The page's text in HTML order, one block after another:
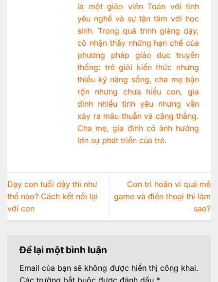
là một giáo viên Toán với tình
yêu nghề và sự tận tâm với học
sinh. Trong quá trình giảng dạy,
cô nhận thấy những hạn chế của
phương pháp giáo dục truyền
thống: trẻ giỏi kiến thức nhưng
thiếu kỹ năng sống, cha mẹ bận
rộn nhưng chưa hiểu con, gia
đình nhiều tình yêu nhưng vẫn
xảy ra mâu thuẫn và căng thẳng.
Cha mẹ, gia đình có ảnh hưởng
lớn sự phát triển của trẻ.
Dạy con tuổi dậy thì như
thế nào? Cách kết nối lại
với con
Con trì hoãn vì quá mê
game và điện thoại thì làm
sao?
Để lại một bình luận
Email của bạn sẽ không được hiển thị công khai.
Các trường bắt buộc được đánh dấu *